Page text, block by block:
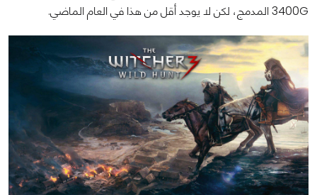
3400G المدمج، لكن لا يوجد أقل من هذا في العام الماضي.